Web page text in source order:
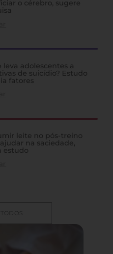
o cérebro, sugere
leva adolescentes a
de suicídio? Estudo
fatores
leite no pós-treino
na saciedade,
estudo